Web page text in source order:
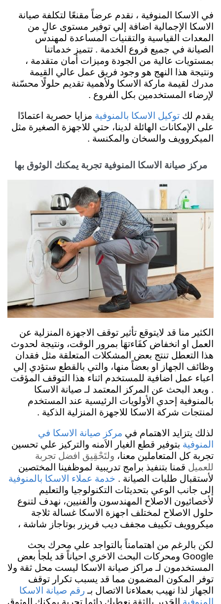
في الاسكا المنوفية ، نقدم عرضاً مقنعًا لتكلفة صيانة
الاسكا الإجمالية اضافة إلي توفير مستوى عالٍ من
المعدات القياسية والتقنيات المساعدة لمهندس
الصيانة في جميع فروع الخدمة . تتميز خدماتنا
بمستويات عالية من الجودة وميزات أمان متقدمة ،
ونتيجة هذا النهج هو وجود فريق عمل عالي القيمة
مدرك لقيمة ماركة الاسكا ولأهمية تقديم حلولًا محسّنة
لإرضاء المستخدمين بكل الفروع .
يقدم لك توكيل الاسكا بالمنوفية مزايا حصرية اعتمادًا
على الإمكانات الهائلة لدينا، حتي للاجهزة الصغيرة مثل
الميكروويف والسخان والمكنسة .
مركز صيانة الاسكا المنوفية تجربة يمكنك الوثوق بها
الكثير منا قد لايتوقع تأثير توقف الاجهزة المنزلية عن
العمل او انخفاض كفَاءتهَا بمرور الوقت، ونتيجة لحدوث
هذا التعطل تنتج بعض المشكلات المتعلقة مثل فقدان
وظائف الجهاز او بعضاً منها، والتي بالقطع ستؤدي إلي
اعباء عمل اضافية للمستخدم اثناء هذا التوقف المؤقت
. ويعد البحث عن المركز المعتمد لـ صيانة الاسكا
بالمنوفية إحدي الأولويات الرئيسية عند المستخدم
لمنتجات شركة الاسكا للاجهزة المنزلية الذكية .
لذلك يتزايد الاهتمام في مركز صيانة الاسكا في
المنوفية بتوفير قطع الغيار الاَمنه والتركيز علي تحسين
تجربة كل المتعاملين معنا، ولتَحْقِيق افضل تجربة
للعميل قمنا بتنفيذ برامج تدريبية لموظفينا المختصين
لأستقبال طلبات الصيانة . خدمة عملاء الاسكا بالمنوفية
إلى جانب الوعي بتحديثات التكنولوجيا والتعليم
لأخصائيون الاصلاح المهندسون والفنيين، نهدف لتنوع
حلول الاصلاح لمختلف اجهزة الاسكا غسالة ثلاجة
ميكروويف تكييف مجفف ديب فريزر بوتاجاز شاشة ،
لكن بالرغم من اهتمامناً بالتواجد علي محرك بحث
Google ومحركات البحث الاخري احياناً قد يلجأ بعض
المستخدمون لـ مراكز صيانة الاسكا ليست محل ثقة ولا
توفر المكون المضمون مما قد يسبب تكرار توقف
الجهاز لذا نهيب بعملاءنا الاتصال بـ رقم صيانة الاسكا
المنوفية الجَدِير بالثقة نعطيك دائما تجربة يمكنك الوثوق